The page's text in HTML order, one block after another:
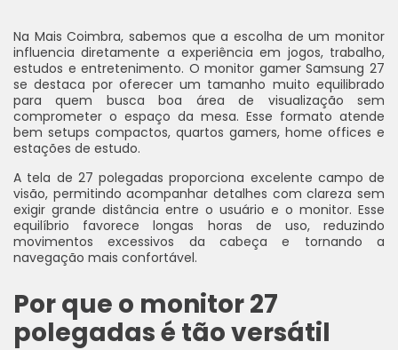
Na Mais Coimbra, sabemos que a escolha de um monitor
influencia diretamente a experiência em jogos, trabalho,
estudos e entretenimento. O monitor gamer Samsung 27
se destaca por oferecer um tamanho muito equilibrado
para quem busca boa área de visualização sem
comprometer o espaço da mesa. Esse formato atende
bem setups compactos, quartos gamers, home offices e
estações de estudo.
A tela de 27 polegadas proporciona excelente campo de
visão, permitindo acompanhar detalhes com clareza sem
exigir grande distância entre o usuário e o monitor. Esse
equilíbrio favorece longas horas de uso, reduzindo
movimentos excessivos da cabeça e tornando a
navegação mais confortável.
Por que o monitor 27
polegadas é tão versátil